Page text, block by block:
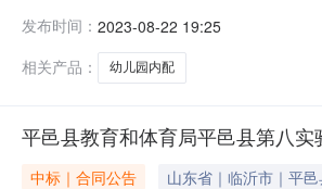
采购项目合同.pdfa包平邑县教
政府采购合
发布时间： 2023-08-22 19:25
相关产品：
幼儿园内配
平邑县教育和体育局平邑县第八
中标｜合同公告 山东省｜临沂市｜平